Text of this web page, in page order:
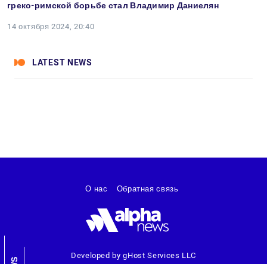
греко-римской борьбе стал Владимир Даниелян
14 октября 2024, 20:40
LATEST NEWS
Developed by gHost Services LLC
О нас Обратная связь